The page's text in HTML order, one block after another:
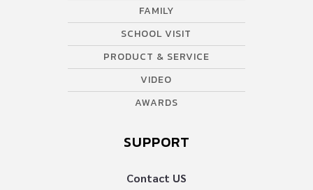
FAMILY
SCHOOL VISIT
PRODUCT & SERVICE
VIDEO
AWARDS
SUPPORT
Contact US